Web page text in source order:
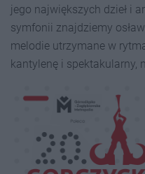
jego największych dzieł i
symfonii znajdziemy
melodie utrzymane w
kantylenę i spektakularny,